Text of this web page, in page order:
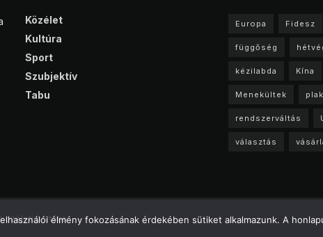
Közélet
Kultúra
Sport
Szubjektív
Tabu
Europa Fidesz
függőség
kézilabda Kína
Menekültek
rendszerváltás
választás
portáljaélmény fokozásának érdekében sütiket alkalmazunk. A